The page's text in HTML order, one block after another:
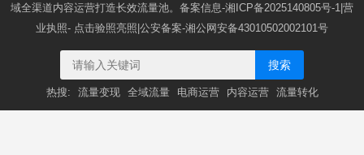
域全渠道内容运营打造长效流量池。备案信息-湘ICP备2025140805号-1 |营
业执照- 点击验照亮照 |公安备案-湘公网安备43010502002101号
搜索
热搜: 流量变现 全域流量 电商运营 内容运营 流量转化